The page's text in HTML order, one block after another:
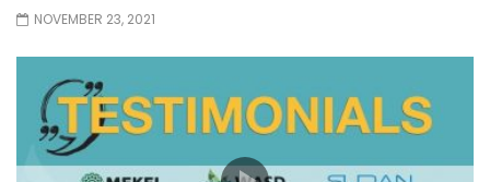
NOVEMBER 23, 2021